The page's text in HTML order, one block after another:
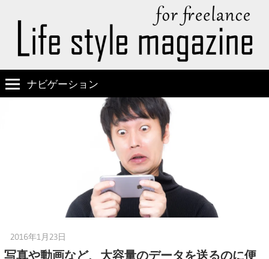
ナビゲーション
2016年1月23日
写真や動画など、大容量のデータを送るのに便